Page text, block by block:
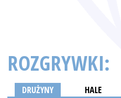
ROZGRYWKI:
DRUŻYNY HALE